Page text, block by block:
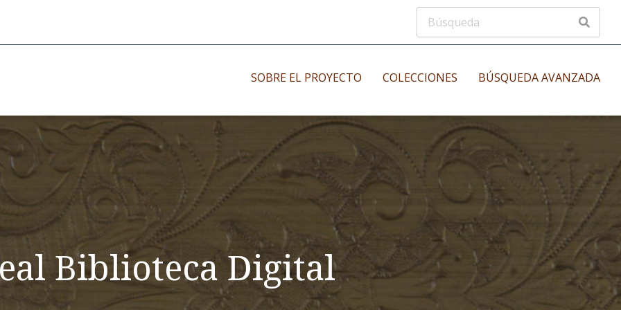
SOBRE EL PROYECTO COLECCIONES
Impresos antiguos
Impresos modernos
Impresos menores
Manuscritos musicales
Incunables
BÚSQUEDA AVANZADA
Biblioteca Digital